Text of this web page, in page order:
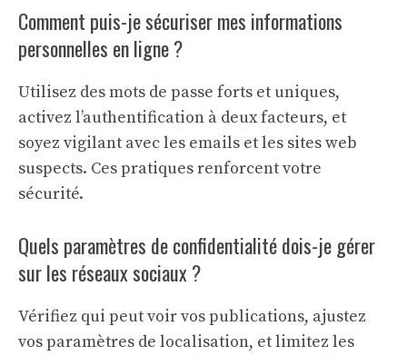
Comment puis-je sécuriser mes informations
personnelles en ligne ?
Utilisez des mots de passe forts et uniques,
activez l’authentification à deux facteurs, et
soyez vigilant avec les emails et les sites web
suspects. Ces pratiques renforcent votre
sécurité.
Quels paramètres de confidentialité dois-je gérer
sur les réseaux sociaux ?
Vérifiez qui peut voir vos publications, ajustez
vos paramètres de localisation, et limitez les